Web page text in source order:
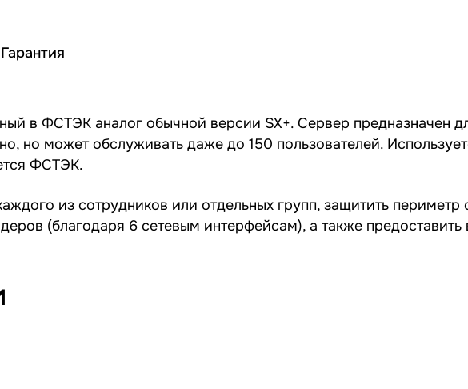
Гарантия
в ФСТЭК аналог обычной версии SX+. Сервер предназначен
но может обслуживать даже до 150 пользователей.
ФСТЭК.
из сотрудников или отдельных групп, защитить периметр
(благодаря 6 сетевым интерфейсам), а также